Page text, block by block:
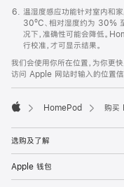
温湿度感应功能针对室内和
30ºC、相对湿度约为 30%
况下，准确性可能会降低。
行校准，才可显示结果。
我们会使用你所在位置，为你更
访问 Apple 网站时输入的位置信
HomePod 购买
选购及了解
Apple 钱包